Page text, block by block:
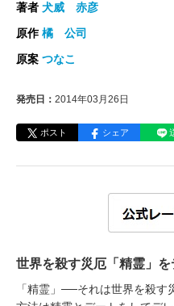
著者 犬威 赤彦
原作橘 公司
原案 つなこ
発売日： 2014年03月26日
ポスト シェア
世界を殺す災厄「精霊」を
「精霊」──それは世界を殺